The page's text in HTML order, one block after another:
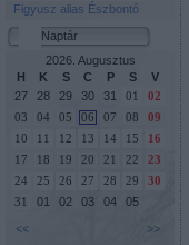
Figyusz alias Észbontó
Naptár
2026. Augusztus
H
K S C P S
V
27
28 29 30 31 01
02
03
04 05 06 07 08
09
10
11 12 13 14 15
16
17
18 19 20 21 22
23
24
25 26 27 28 29
30
31
01 02 03 04
05
<<
>>